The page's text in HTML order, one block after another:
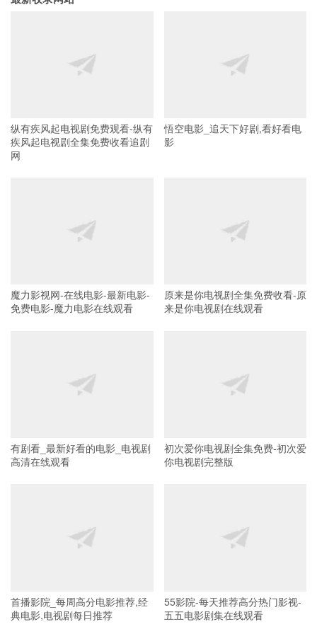
纵有疾风起电视剧免费观看-纵有
疾风起电视剧全集免费收看追剧
网
悟空电影_追天下好剧,看好看电
影
魔力影视网-在线电影-最新电影-
免费电影-魔力电影在线观看
原来是你电视剧全集免费收看-原
来是你电视剧在线观看
有剧看_最新好看的电影_电视剧
高清在线观看
初次爱你电视剧全集免费-初次爱
你电视剧完整版
首播影院_每周高分电影推荐,经
典电影,电视剧每日推荐
55影院-每天推荐高分热门影视-
五五电影剧集在线观看